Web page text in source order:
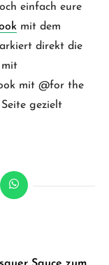
einfach eure
mit dem
direkt die
mit @for the
gezielt